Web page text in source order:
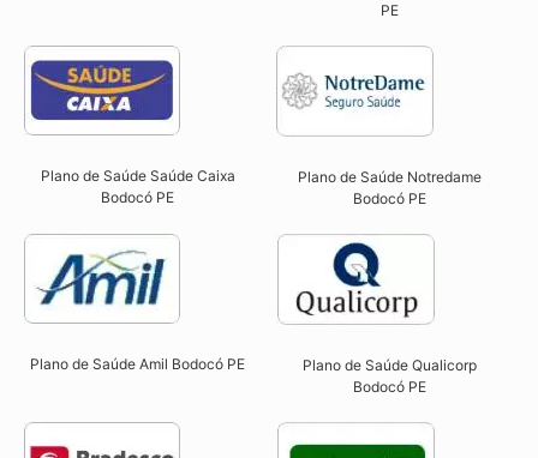
PE​
Plano de Saúde Saúde Caixa
Bodocó PE​
Plano de Saúde Notredame
Bodocó PE​
Plano de Saúde Amil Bodocó PE
Plano de Saúde Qualicorp
Bodocó PE​